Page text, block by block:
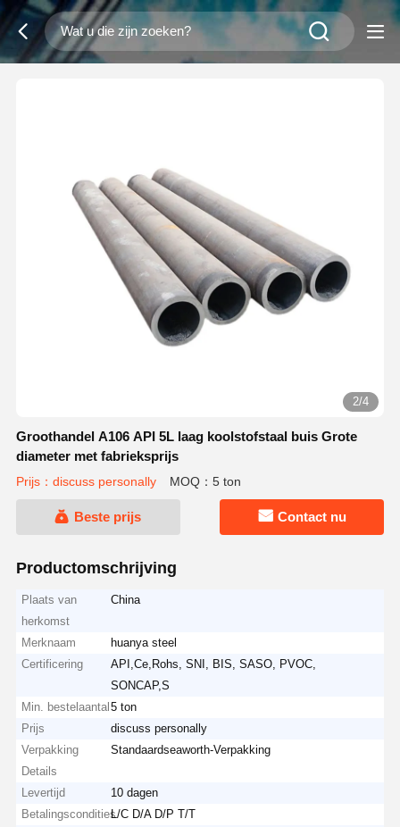
2/4
Groothandel A106 API 5L laag koolstofstaal buis Grote
diameter met fabrieksprijs
Prijs：discuss personally MOQ：5 ton
Beste prijs Contact nu
Productomschrijving
Plaats van
herkomst
China
Merknaam
huanya steel
Certificering
API,Ce,Rohs, SNI, BIS, SASO, PVOC,
SONCAP,S
Min. bestelaantal 5 ton
Prijs
discuss personally
Verpakking
Details
Standaardseaworth-Verpakking
Levertijd
10 dagen
BetalingsconditiesL/C D/A D/P T/T